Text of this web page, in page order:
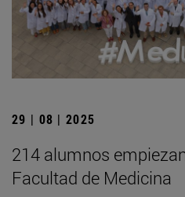
29 | 08 | 2025
214 alumnos
Facultad de Medicina